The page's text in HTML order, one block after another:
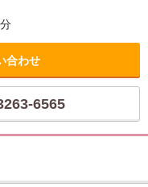
合わせ
6565